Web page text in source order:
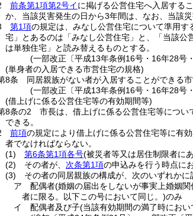
前条第1項第2号イに掲げる公営住宅へ入居する
か、当該災害発生の日から3年間は、なお、当該
第1項の規定は、みなし公営住宅について準用す
宅」とあるのは「みなし公営住宅」と、「当該公
は単独住宅」と読み替えるものとする。
(一部改正〔平成13年条例16号・16年28号
(単身者の入居できる市営住宅の規格)
8条
同居親族がない者が入居することができる
(一部改正〔平成13年条例16号・16年28号
(借上げに係る公営住宅等の有効期間等)
8条の2
市長は、借上げに係る公営住宅等につい
できる。
前項の規定により借上げに係る公営住宅等に有
者でなければならない。
(1)
第6条第1項各号(被災者等又は居住制限者にあ
(2)
その者が、 次条第1項の申込みを行う時点に
(3)
その者の同居親族の構成が、次のいずれかに
ア
配偶者(婚姻の届出をしないが事実上婚姻
者に限る。以下この号において同じ。)のみ
イ
配偶者及び子(当該有効期間の満了時にお